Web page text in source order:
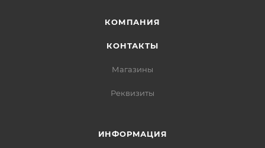
КОМПАНИЯ
КОНТАКТЫ
Магазины
Реквизиты
ИНФОРМАЦИЯ